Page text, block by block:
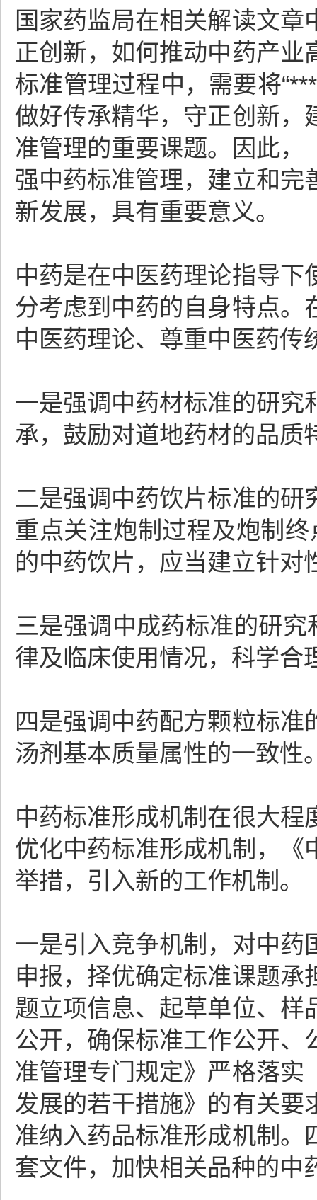
国家药监局在相关解读文
正创新，如何推动中药产
标准管理过程中，需要将
做好传承精华，守正创新，
准管理的重要课题。因此，
强中药标准管理，建立和完
新发展，具有重要意义。
中药是在中医药理论指导
分考虑到中药的自身特点。
中医药理论、尊重中医药传
一是强调中药材标准的研究
承，鼓励对道地药材的品质
二是强调中药饮片标准的研
重点关注炮制过程及炮制终
的中药饮片，应当建立针对
三是强调中成药标准的研究
律及临床使用情况，科学合
四是强调中药配方颗粒标
汤剂基本质量属性的一致性
中药标准形成机制在很大
优化中药标准形成机制，《
举措，引入新的工作机制。
一是引入竞争机制，对中药
申报，择优确定标准课题
题立项信息、起草单位、样
公开，确保标准工作公开、
准管理专门规定》严格落实
发展的若干措施》的有关要
准纳入药品标准形成机制。
套文件，加快相关品种的中